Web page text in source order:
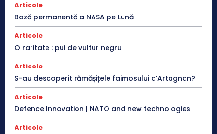
Articole
Bază permanentă a NASA pe Lună
Articole
O raritate : pui de vultur negru
Articole
S-au descoperit rămășițele faimosului d’Artagnan?
Articole
Defence Innovation | NATO and new technologies
Articole